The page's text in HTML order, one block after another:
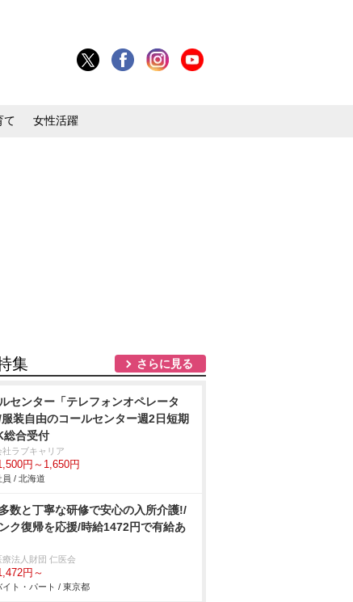
て 女性活躍
集 さらに見る
センター「テレフォンオペレータ
装自由のコールセンター週2日短期
総合受付
社ラブキャリア
円～1,650円
員 / 北海道
数と丁寧な研修で安心の入所介護!/
ク復帰を応援/時給1472円で有給あ
療法人財団 仁医会
円～
イト・パート / 東京都